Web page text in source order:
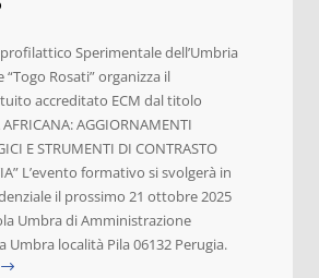
Sperimentale dell’Umbria
“Togo Rosati” organizza il
accreditato ECM dal titolo
AFRICANA: AGGIORNAMENTI
E STRUMENTI DI CONTRASTO
L’evento formativo si svolgerà in
il prossimo 21 ottobre 2025
Umbra di Amministrazione
Umbra località Pila 06132 Perugia.